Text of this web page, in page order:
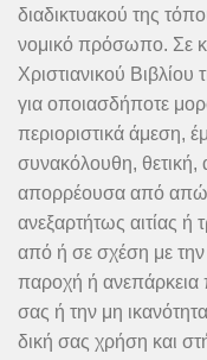
διαδικτυακού της
νομικό πρόσωπο. Σε
Χριστιανικού Βιβλίου
για οποιασδήποτε
περιοριστικά άμεση,
συνακόλουθη, θετική,
απορρέουσα από
ανεξαρτήτως αιτίας
από ή σε σχέση με την
παροχή ή
σας ή την μη
δική σας χρήση και